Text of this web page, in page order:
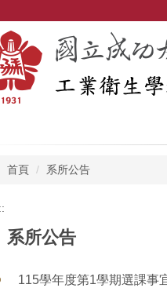
首頁 系所公告
系所公告
115學年度第1學期選課事